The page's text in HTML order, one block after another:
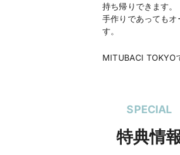
持ち帰りできます。
手作りであっても
す。
MITUBACI TOKYO
SPECIAL
特典情